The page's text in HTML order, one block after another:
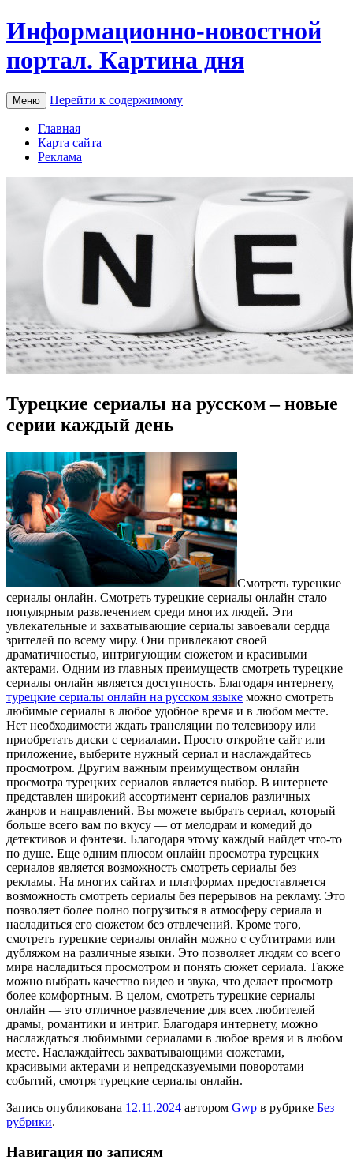
Информационно-новостной
портал. Картина дня
Меню Перейти к содержимому
Главная
Карта сайта
Реклама
Турецкие сериалы на русском – новые
серии каждый день
Смoтрeть турeцкиe
сeриaлы онлайн. Смотреть турецкие сериалы онлайн стало
популярным развлечением среди многих людей. Эти
увлекательные и захватывающие сериалы завоевали сердца
зрителей по всему миру. Они привлекают своей
драматичностью, интригующим сюжетом и красивыми
актерами. Одним из главных преимуществ смотреть турецкие
сериалы онлайн является доступность. Благодаря интернету,
турецкие сериалы онлайн на русском языке можно смотреть
любимые сериалы в любое удобное время и в любом месте.
Нет необходимости ждать трансляции по телевизору или
приобретать диски с сериалами. Просто откройте сайт или
приложение, выберите нужный сериал и наслаждайтесь
просмотром. Другим важным преимуществом онлайн
просмотра турецких сериалов является выбор. В интернете
представлен широкий ассортимент сериалов различных
жанров и направлений. Вы можете выбрать сериал, который
больше всего вам по вкусу — от мелодрам и комедий до
детективов и фэнтези. Благодаря этому каждый найдет что-то
по душе. Еще одним плюсом онлайн просмотра турецких
сериалов является возможность смотреть сериалы без
рекламы. На многих сайтах и платформах предоставляется
возможность смотреть сериалы без перерывов на рекламу. Это
позволяет более полно погрузиться в атмосферу сериала и
насладиться его сюжетом без отвлечений. Кроме того,
смотреть турецкие сериалы онлайн можно с субтитрами или
дубляжом на различные языки. Это позволяет людям со всего
мира насладиться просмотром и понять сюжет сериала. Также
можно выбрать качество видео и звука, что делает просмотр
более комфортным. В целом, смотреть турецкие сериалы
онлайн — это отличное развлечение для всех любителей
драмы, романтики и интриг. Благодаря интернету, можно
наслаждаться любимыми сериалами в любое время и в любом
месте. Наслаждайтесь захватывающими сюжетами,
красивыми актерами и непредсказуемыми поворотами
событий, смотря турецкие сериалы онлайн.
Запись опубликована 12.11.2024 автором Gwp в рубрике Без
рубрики.
Навигация по записям